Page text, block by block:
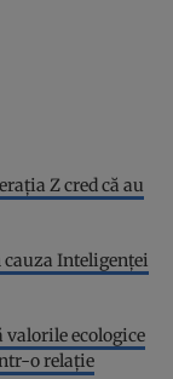
Z cred că au
Inteligenței
ecologice
o relație